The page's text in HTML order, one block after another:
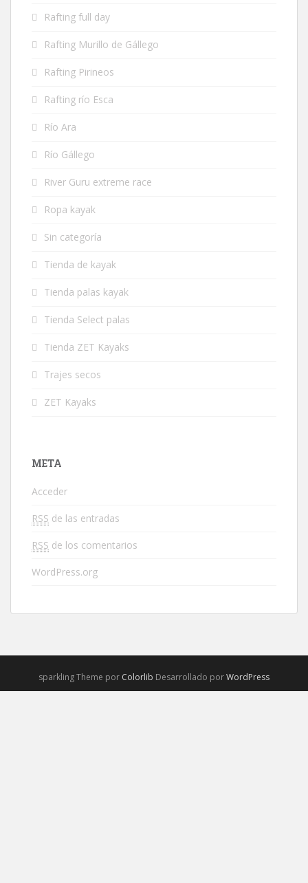
Rafting full day
Rafting Murillo de Gállego
Rafting Pirineos
Rafting río Esca
Río Ara
Río Gállego
River Guru extreme race
Ropa kayak
Sin categoría
Tienda de kayak
Tienda palas kayak
Tienda Select palas
Tienda ZET Kayaks
Trajes secos
ZET Kayaks
META
Acceder
RSS de las entradas
RSS de los comentarios
WordPress.org
sparkling Theme por Colorlib Desarrollado porWordPress